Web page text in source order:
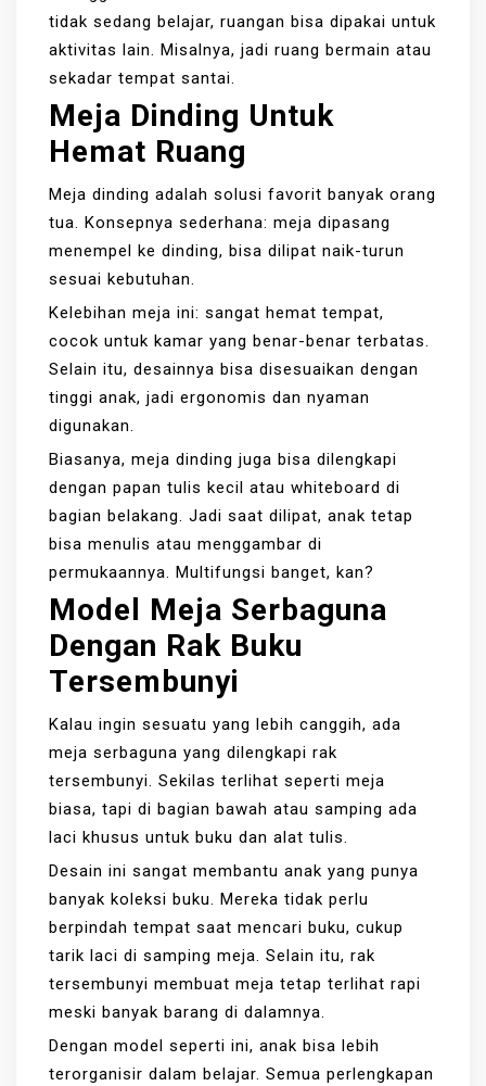
tidak sedang belajar, ruangan bisa dipakai untuk
aktivitas lain. Misalnya, jadi ruang bermain atau
sekadar tempat santai.
Meja Dinding Untuk
Hemat Ruang
Meja dinding adalah solusi favorit banyak orang
tua. Konsepnya sederhana: meja dipasang
menempel ke dinding, bisa dilipat naik-turun
sesuai kebutuhan.
Kelebihan meja ini: sangat hemat tempat,
cocok untuk kamar yang benar-benar terbatas.
Selain itu, desainnya bisa disesuaikan dengan
tinggi anak, jadi ergonomis dan nyaman
digunakan.
Biasanya, meja dinding juga bisa dilengkapi
dengan papan tulis kecil atau whiteboard di
bagian belakang. Jadi saat dilipat, anak tetap
bisa menulis atau menggambar di
permukaannya. Multifungsi banget, kan?
Model Meja Serbaguna
Dengan Rak Buku
Tersembunyi
Kalau ingin sesuatu yang lebih canggih, ada
meja serbaguna yang dilengkapi rak
tersembunyi. Sekilas terlihat seperti meja
biasa, tapi di bagian bawah atau samping ada
laci khusus untuk buku dan alat tulis.
Desain ini sangat membantu anak yang punya
banyak koleksi buku. Mereka tidak perlu
berpindah tempat saat mencari buku, cukup
tarik laci di samping meja. Selain itu, rak
tersembunyi membuat meja tetap terlihat rapi
meski banyak barang di dalamnya.
Dengan model seperti ini, anak bisa lebih
terorganisir dalam belajar. Semua perlengkapan